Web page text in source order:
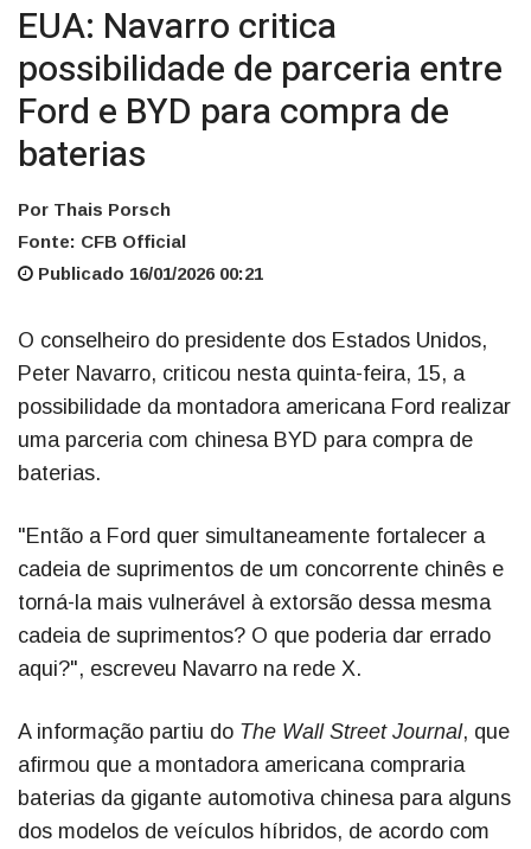
EUA: Navarro critica
possibilidade de parceria entre
Ford e BYD para compra de
baterias
Por Thais Porsch
Fonte: CFB Official
Publicado 16/01/2026 00:21
O conselheiro do presidente dos Estados Unidos,
Peter Navarro, criticou nesta quinta-feira, 15, a
possibilidade da montadora americana Ford realizar
uma parceria com chinesa BYD para compra de
baterias.
"Então a Ford quer simultaneamente fortalecer a
cadeia de suprimentos de um concorrente chinês e
torná-la mais vulnerável à extorsão dessa mesma
cadeia de suprimentos? O que poderia dar errado
aqui?", escreveu Navarro na rede X.
A informação partiu do The Wall Street Journal, que
afirmou que a montadora americana compraria
baterias da gigante automotiva chinesa para alguns
dos modelos de veículos híbridos, de acordo com